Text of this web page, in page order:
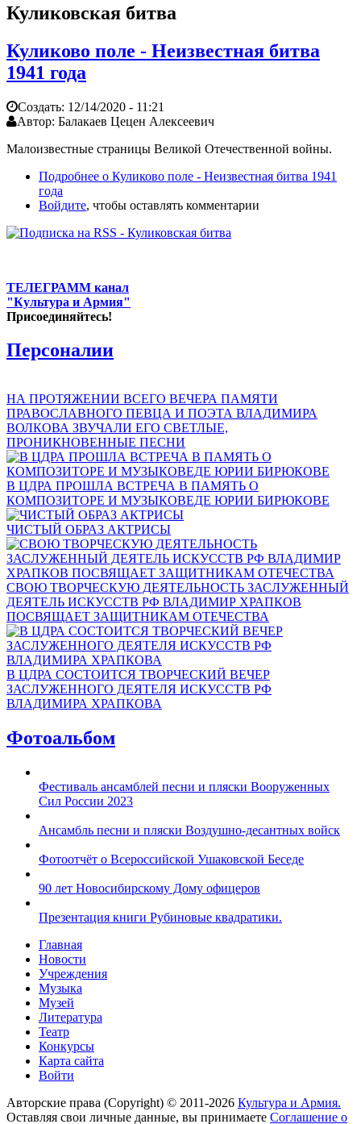
Куликовская битва
Куликово поле - Неизвестная битва
1941 года
Создать: 12/14/2020 - 11:21
Автор: Балакаев Цецен Алексеевич
Малоизвестные страницы Великой Отечественной войны.
Подробнее о Куликово поле - Неизвестная битва 1941
года
Войдите, чтобы оставлять комментарии
ТЕЛЕГРАММ канал
"Культура и Армия"
Присоединяйтесь!
Персоналии
НА ПРОТЯЖЕНИИ ВСЕГО ВЕЧЕРА ПАМЯТИ
ПРАВОСЛАВНОГО ПЕВЦА И ПОЭТА ВЛАДИМИРА
ВОЛКОВА ЗВУЧАЛИ ЕГО СВЕТЛЫЕ,
ПРОНИКНОВЕННЫЕ ПЕСНИ
В ЦДРА ПРОШЛА ВСТРЕЧА В ПАМЯТЬ О
КОМПОЗИТОРЕ И МУЗЫКОВЕДЕ ЮРИИ БИРЮКОВЕ
ЧИСТЫЙ ОБРАЗ АКТРИСЫ
СВОЮ ТВОРЧЕСКУЮ ДЕЯТЕЛЬНОСТЬ ЗАСЛУЖЕННЫЙ
ДЕЯТЕЛЬ ИСКУССТВ РФ ВЛАДИМИР ХРАПКОВ
ПОСВЯЩАЕТ ЗАЩИТНИКАМ ОТЕЧЕСТВА
В ЦДРА СОСТОИТСЯ ТВОРЧЕСКИЙ ВЕЧЕР
ЗАСЛУЖЕННОГО ДЕЯТЕЛЯ ИСКУССТВ РФ
ВЛАДИМИРА ХРАПКОВА
Фотоальбом
Фестиваль ансамблей песни и пляски Вооруженных
Сил России 2023
Ансамбль песни и пляски Воздушно-десантных войск
Фотоотчёт о Всероссийской Ушаковской Беседе
90 лет Новосибирскому Дому офицеров
Презентация книги Рубиновые квадратики.
Главная
Новости
Учреждения
Музыка
Музей
Литература
Театр
Конкурсы
Карта сайта
Войти
Авторские права (Copyright) © 2011-2026 Культура и Армия.
Оставляя свои личные данные, вы принимаете Соглашение о